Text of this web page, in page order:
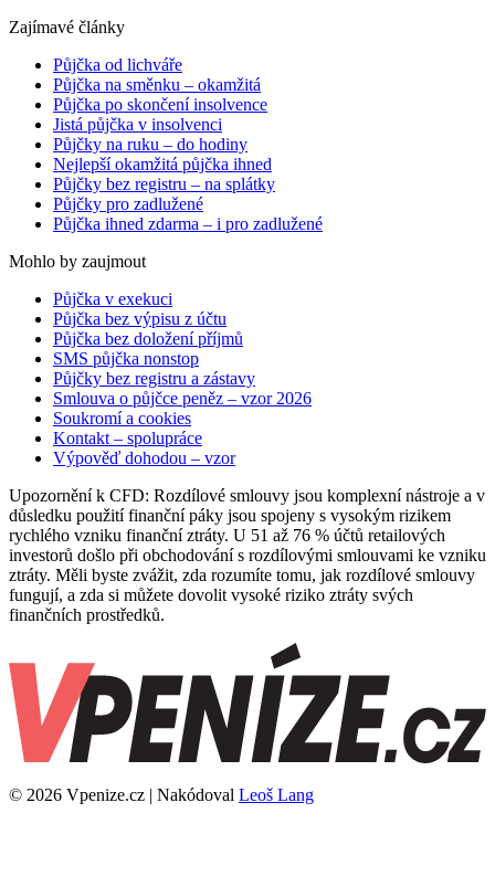
Zajímavé články
Půjčka od lichváře
Půjčka na směnku – okamžitá
Půjčka po skončení insolvence
Jistá půjčka v insolvenci
Půjčky na ruku – do hodiny
Nejlepší okamžitá půjčka ihned
Půjčky bez registru – na splátky
Půjčky pro zadlužené
Půjčka ihned zdarma – i pro zadlužené
Mohlo by zaujmout
Půjčka v exekuci
Půjčka bez výpisu z účtu
Půjčka bez doložení příjmů
SMS půjčka nonstop
Půjčky bez registru a zástavy
Smlouva o půjčce peněz – vzor 2026
Soukromí a cookies
Kontakt – spolupráce
Výpověď dohodou – vzor
Upozornění k CFD: Rozdílové smlouvy jsou komplexní nástroje a v
důsledku použití finanční páky jsou spojeny s vysokým rizikem
rychlého vzniku finanční ztráty. U 51 až 76 % účtů retailových
investorů došlo při obchodování s rozdílovými smlouvami ke vzniku
ztráty. Měli byste zvážit, zda rozumíte tomu, jak rozdílové smlouvy
fungují, a zda si můžete dovolit vysoké riziko ztráty svých
finančních prostředků.
© 2026 Vpenize.cz | Nakódoval Leoš Lang